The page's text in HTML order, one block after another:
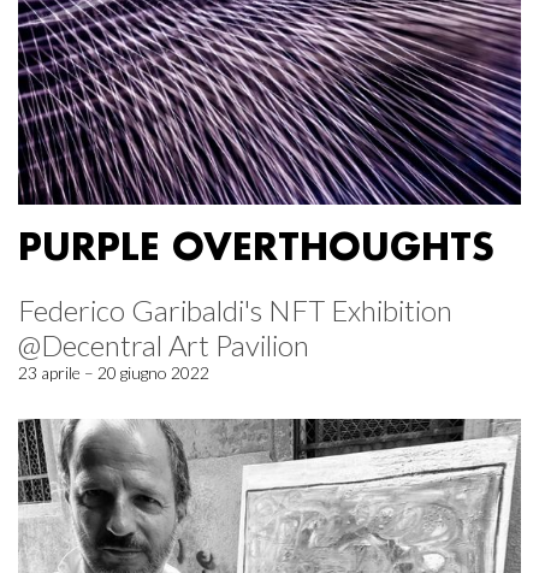
PURPLE OVERTHOUGHTS
Federico Garibaldi's NFT Exhibition
@Decentral Art Pavilion
23 aprile – 20 giugno 2022